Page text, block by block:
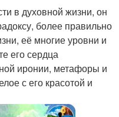
в духовной жизни, он
более правильно
её многие уровни и
его сердца
иронии, метафоры и
с его красотой и